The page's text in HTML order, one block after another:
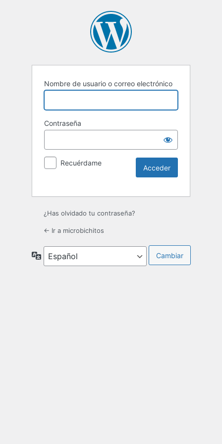
Nombre de usuario o correo electrónico
Contraseña
Recuérdame
¿Has olvidado tu contraseña?
← Ir a microbichitos
Idioma